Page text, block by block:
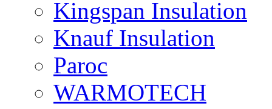
Kingspan Insulation
Knauf Insulation
Paroc
WARMOTECH